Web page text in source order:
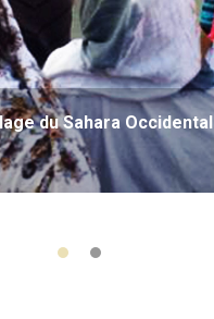
du Sahara Occidental